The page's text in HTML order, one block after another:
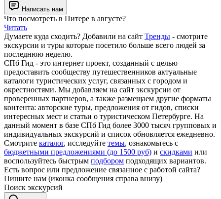
Написать нам
Что посмотреть в Питере в августе?
Читать
Думаете куда сходить? Добавили на сайт Тренды - смотрите
экскурсии и туры которые посетило больше всего людей за
последнюю неделю.
СПб Гид - это интернет проект, созданный с целью
предоставить сообществу путешественников актуальные
каталоги туристических услуг, связанных с городом и
окрестностями. Мы добавляем на сайт экскурсии от
проверенных партнеров, а также размещаем другие форматы
контента: авторские туры, предложения от гидов, списки
интересных мест и статьи о туристическом Петербурге. На
данный момент в базе СПб Гид более 3000 тысяч групповых и
индивидуальных экскурсий и список обновляется ежедневно.
Смотрите каталог, исследуйте темы, ознакомьтесь с
бюджетными предложениями (до 1500 руб) и скидками или
воспользуйтесь быстрым подбором подходящих вариантов.
Есть вопрос или предложение связанное с работой сайта?
Пишите нам (иконка сообщения справа внизу)
Поиск экскурсий